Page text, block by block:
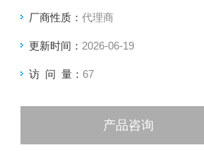
厂商性质： 代理商
更新时间： 2026-06-19
访 问 量： 67
产品咨询